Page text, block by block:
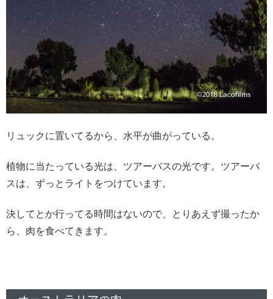
リュックに置いてるから、水平が曲がっている。
植物に当たっている光は、ツアーバスの光です。ツアーバ
スは、ずっとライトをつけています。
決してとか行ってる時間はないので、とりあえず撮ったか
ら、肉を食べてきます。